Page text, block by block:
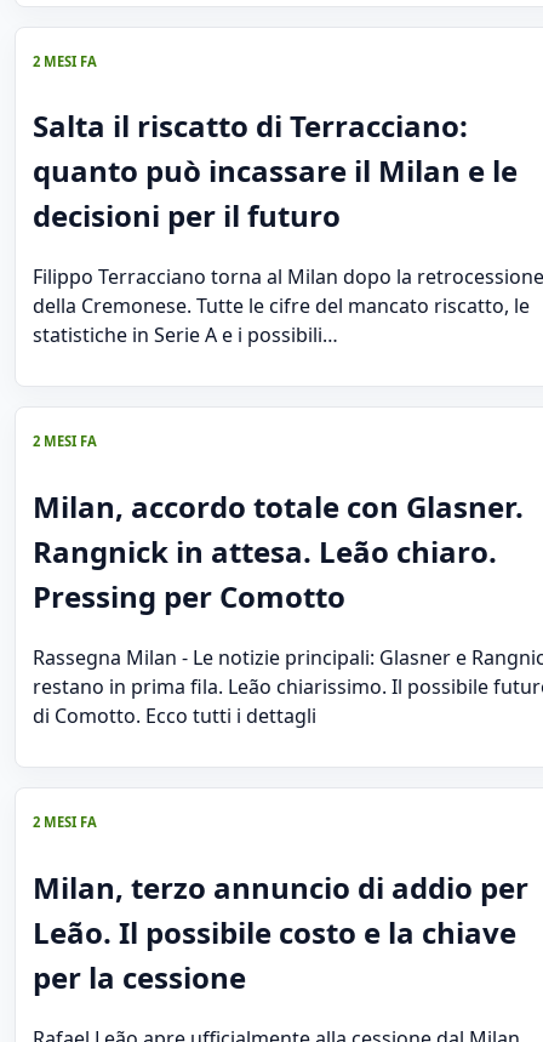
2 MESI FA
Salta il riscatto di Terracciano:
quanto può incassare il Milan e le
decisioni per il futuro
Filippo Terracciano torna al Milan dopo la retrocessione
della Cremonese. Tutte le cifre del mancato riscatto, le
statistiche in Serie A e i possibili…
2 MESI FA
Milan, accordo totale con Glasner.
Rangnick in attesa. Leão chiaro.
Pressing per Comotto
Rassegna Milan - Le notizie principali: Glasner e
restano in prima fila. Leão chiarissimo. Il possibile
di Comotto. Ecco tutti i dettagli
2 MESI FA
Milan, terzo annuncio di addio per
Leão. Il possibile costo e la chiave
per la cessione